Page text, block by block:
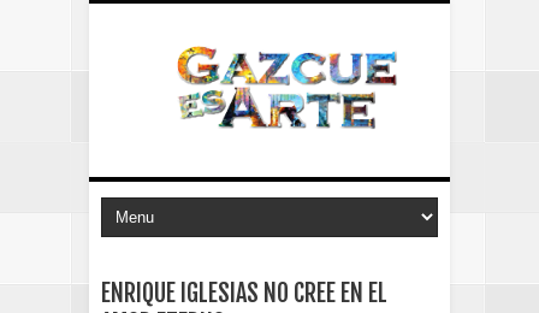
ENRIQUE IGLESIAS NO CREE EN EL